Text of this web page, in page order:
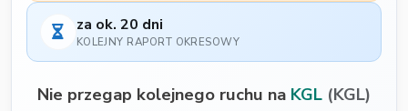
za ok. 20 dni
KOLEJNY RAPORT OKRESOWY
Nie przegap kolejnego ruchu na KGL (KGL)